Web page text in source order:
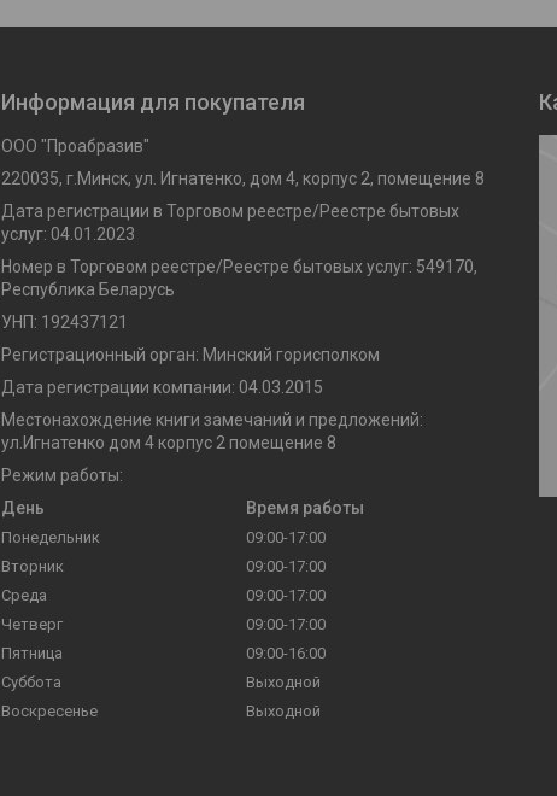
Информация для покупателя
ООО "Проабразив"
220035, г.Минск, ул. Игнатенко, дом 4, корпус 2, помещение 8
Дата регистрации в Торговом реестре/Реестре бытовых
услуг: 04.01.2023
Номер в Торговом реестре/Реестре бытовых услуг: 549170,
Республика Беларусь
УНП: 192437121
Регистрационный орган: Минский горисполком
Дата регистрации компании: 04.03.2015
Местонахождение книги замечаний и предложений:
ул.Игнатенко дом 4 корпус 2 помещение 8
Режим работы:
День
Время работы
Понедельник
09:00-17:00
Вторник
09:00-17:00
Среда
09:00-17:00
Четверг
09:00-17:00
Пятница
09:00-16:00
Суббота
Выходной
Воскресенье
Выходной